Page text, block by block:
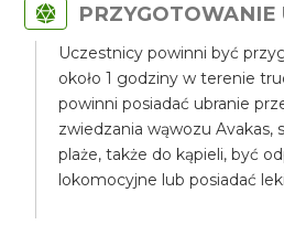
Uczestnicy powinni być
około 1 godziny w terenie
powinni posiadać ubranie
zwiedzania wąwozu Avakas,
plaże, także do kąpieli, być
lokomocyjne lub posiadać